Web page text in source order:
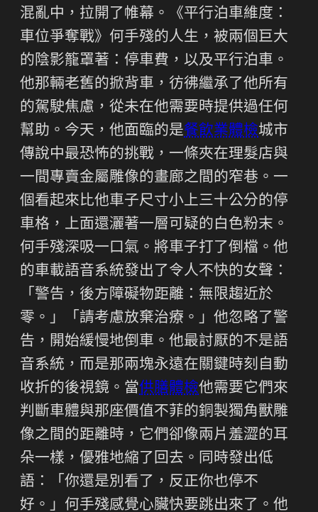
混亂中，拉開了帷幕。《平行泊車維度：
車位爭奪戰》何手殘的人生，被兩個巨大
的陰影籠罩著：停車費，以及平行泊車。
他那輛老舊的掀背車，彷彿繼承了他所有
的駕駛焦慮，從未在他需要時提供過任何
幫助。今天，他面臨的是餐飲業體檢城市
傳說中最恐怖的挑戰，一條夾在理髮店與
一間專賣金屬雕像的畫廊之間的窄巷。一
個看起來比他車子尺寸小上三十公分的停
車格，上面還灑著一層可疑的白色粉末。
何手殘深吸一口氣。將車子打了倒檔。他
的車載語音系統發出了令人不快的女聲：
「警告，後方障礙物距離：無限趨近於
零。」「請考慮放棄治療。」他忽略了警
告，開始緩慢地倒車。他最討厭的不是語
音系統，而是那兩塊永遠在關鍵時刻自動
收折的後視鏡。當供膳體檢他需要它們來
判斷車體與那座價值不菲的銅製獨角獸雕
像之間的距離時，它們卻像兩片羞澀的耳
朵一樣，優雅地縮了回去。同時發出低
語：「你還是別看了，反正你也停不
好。」何手殘感覺心臟快要跳出來了。他